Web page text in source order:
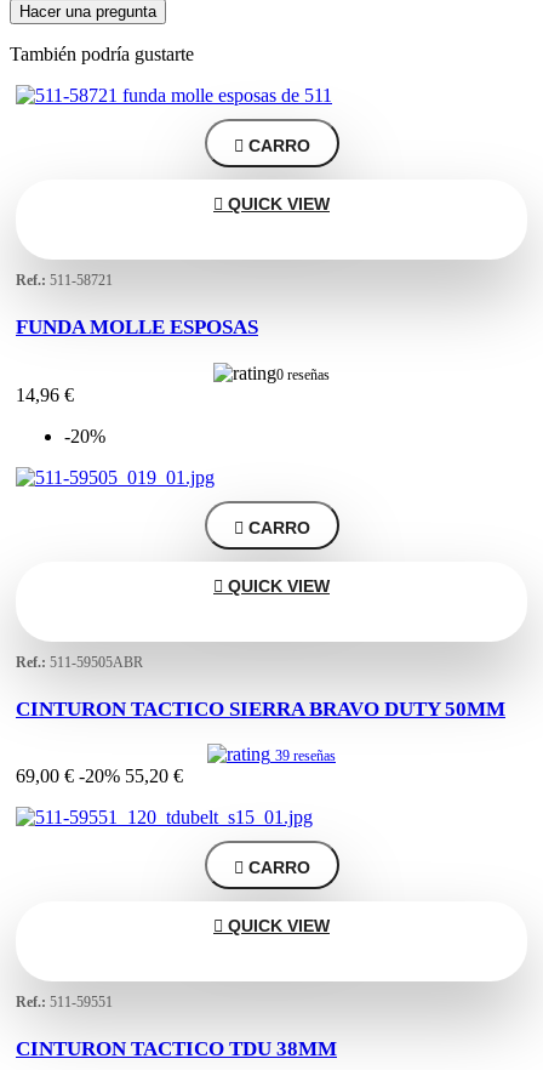
Hacer una pregunta
También podría gustarte
 CARRO
 QUICK VIEW
Ref.: 511-58721
FUNDA MOLLE ESPOSAS
0 reseñas
14,96 €
-20%
 CARRO
 QUICK VIEW
Ref.: 511-59505ABR
CINTURON TACTICO SIERRA BRAVO DUTY 50MM
39 reseñas
69,00 € -20% 55,20 €
 CARRO
 QUICK VIEW
Ref.: 511-59551
CINTURON TACTICO TDU 38MM